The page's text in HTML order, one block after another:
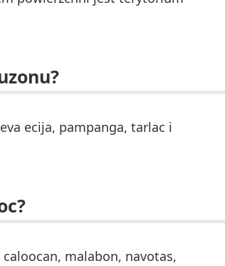
ecija, pampanga, tarlac i
malabon, navotas,